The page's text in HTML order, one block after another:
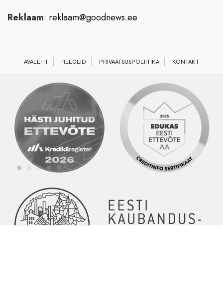
Reklaam: reklaam@goodnews.ee
AVALEHT REEGLID PRIVAATSUSPOLIITIKA KONTAKT